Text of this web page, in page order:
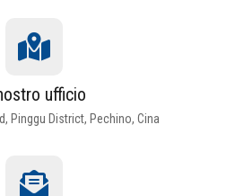
ufficio
Pinggu District, Pechino, Cina